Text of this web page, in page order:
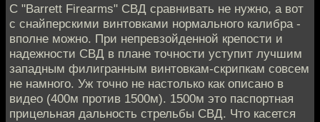
C "Barrett Firearms" СВД сравнивать не нужно, а вот
с снайперскими винтовками нормального калибра -
вполне можно. При непревзойденной крепости и
надежности СВД в плане точности уступит лучшим
западным филигранным винтовкам-скрипкам совсем
не намного. Уж точно не настолько как описано в
видео (400м против 1500м). 1500м это паспортная
прицельная дальность стрельбы СВД. Что касется